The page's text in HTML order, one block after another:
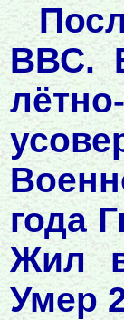
ВВС.
года
Жил в
Умер